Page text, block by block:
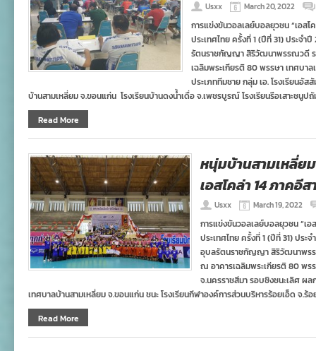
Usxx March 20, 2022
การแข่งขันวอลเลย์บอลยุวชน “เอสโ
ประเทศไทย ครั้งที่ 1 (ปีที่ 31) ประจ
รัตนราชกัญญา สิริวัฒนาพรรณวดี ร
เฉลิมพระเกียรติ 80 พรรษา เทศบา
ประเภททีมชาย กลุ่ม เอ. โรงเรียนอั
บ้านสามเหลี่ยม จ.ขอนแก่น โรงเรียนบ้านดงน้ําเดื่อ จ.เพชรบูรณ์ โรงเรียนรือเสาะชนูป
Read More
หนุ่มบ้านสามเหลี่ย
เอสโคล่า 14 ภาคอีส
Usxx March 19, 2022
การแข่งขันวอลเลย์บอลยุวชน “เอ
ประเทศไทย ครั้งที่ 1 (ปีที่ 31) ปร
อุบลรัตนราชกัญญา สิริวัฒนาพร
ณ อาคารเฉลิมพระเกียรติ 80 พร
จ.นครราชสีมา รอบชิงชนะเลิศ ผ
เทศบาลบ้านสามเหลี่ยม จ.ขอนแก่น ชนะ โรงเรียนกีฬาองค์การส่วนบริหารร้อยเอ็ด จ.ร้
Read More